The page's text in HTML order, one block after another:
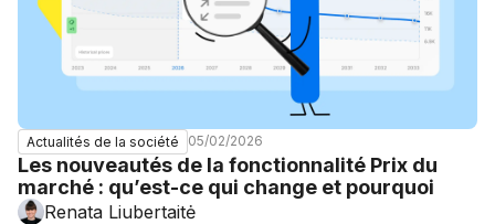
Actualités de la société 05/02/2026
Les nouveautés de la fonctionnalité Prix du
marché : qu’est-ce qui change et pourquoi
Renata Liubertaitė